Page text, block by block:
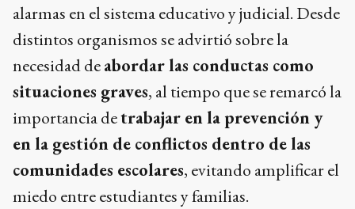
alarmas en el sistema educativo y judicial. Desde
distintos organismos se advirtió sobre la
necesidad deabordar las conductas como
situaciones graves, al tiempo que se remarcó la
importancia detrabajar en la prevención y
en la gestión de conflictos dentro de las
comunidades escolares, evitando amplificar el
miedo entre estudiantes y familias.